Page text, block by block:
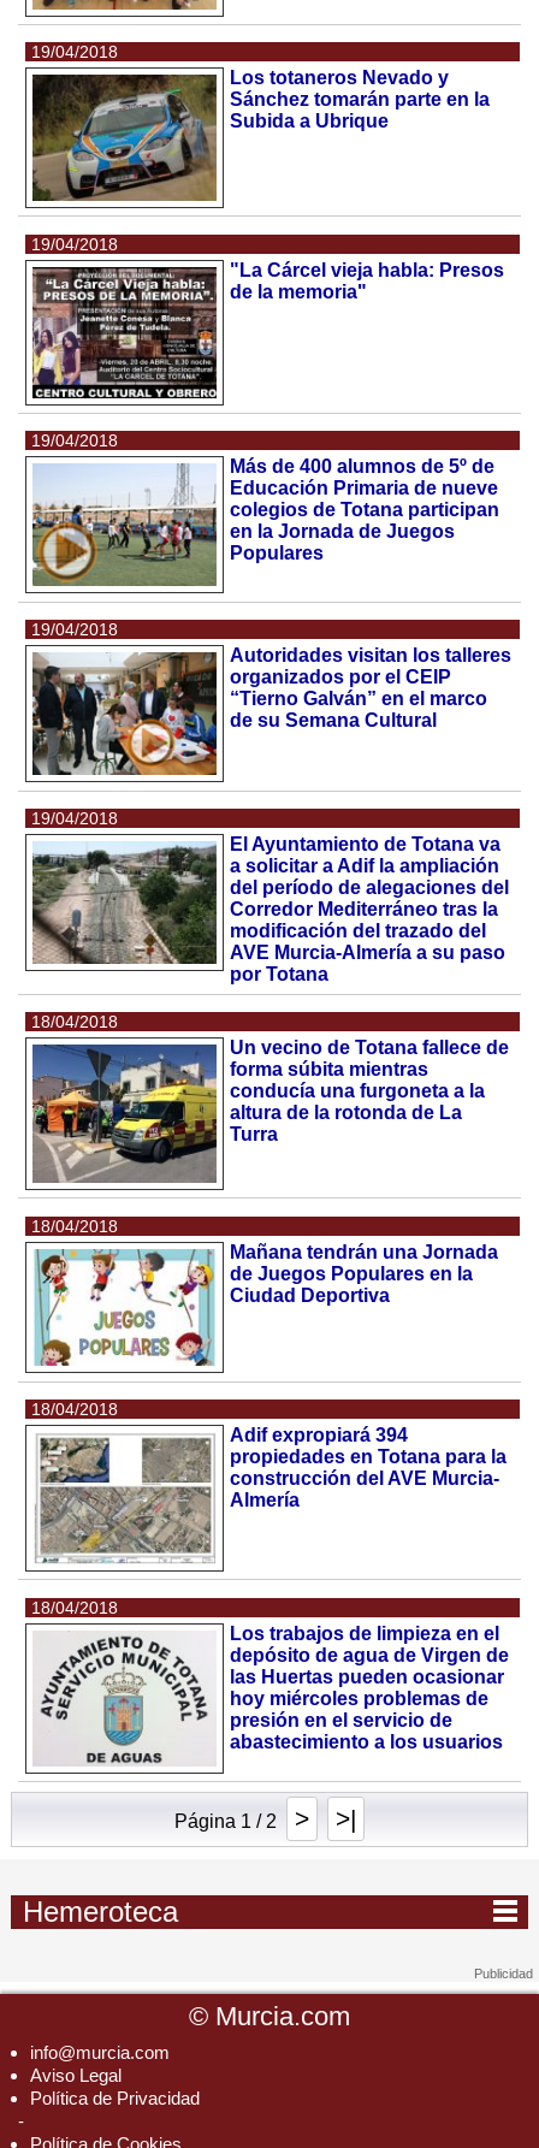
19/04/2018
Los totaneros Nevado y
Sánchez tomarán parte en la
Subida a Ubrique
19/04/2018
"La Cárcel vieja habla: Presos
de la memoria"
19/04/2018
Más de 400 alumnos de 5º de
Educación Primaria de nueve
colegios de Totana participan
en la Jornada de Juegos
Populares
19/04/2018
Autoridades visitan los talleres
organizados por el CEIP
“Tierno Galván” en el marco
de su Semana Cultural
19/04/2018
El Ayuntamiento de Totana va
a solicitar a Adif la ampliación
del período de alegaciones del
Corredor Mediterráneo tras la
modificación del trazado del
AVE Murcia-Almería a su paso
por Totana
18/04/2018
Un vecino de Totana fallece de
forma súbita mientras
conducía una furgoneta a la
altura de la rotonda de La
Turra
18/04/2018
Mañana tendrán una Jornada
de Juegos Populares en la
Ciudad Deportiva
18/04/2018
Adif expropiará 394
propiedades en Totana para la
construcción del AVE Murcia-
Almería
18/04/2018
Los trabajos de limpieza en el
depósito de agua de Virgen de
las Huertas pueden ocasionar
hoy miércoles problemas de
presión en el servicio de
abastecimiento a los usuarios
Página 1 / 2 > >|
Hemeroteca
© Murcia.com
info@murcia.com
Aviso Legal
Política de Privacidad
-